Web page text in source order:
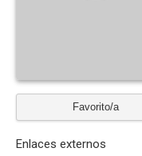
Favorito/a
Enlaces externos